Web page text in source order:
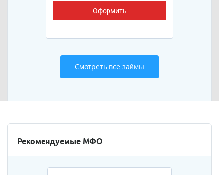
Оформить
Смотреть все займы
Рекомендуемые МФО